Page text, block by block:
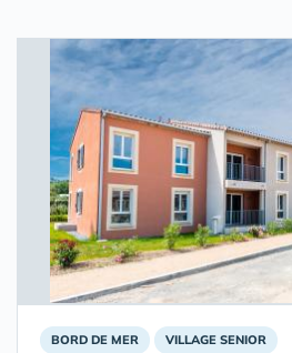
BORD DE MER VILLAGE SENIOR